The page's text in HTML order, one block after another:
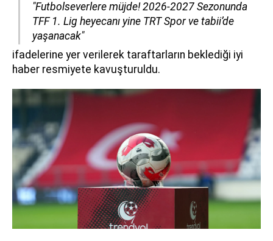
"Futbolseverlere müjde! 2026-2027 Sezonunda
TFF 1. Lig heyecanı yine TRT Spor ve tabii’de
yaşanacak"
ifadelerine yer verilerek taraftarların beklediği iyi
haber resmiyete kavuşturuldu.